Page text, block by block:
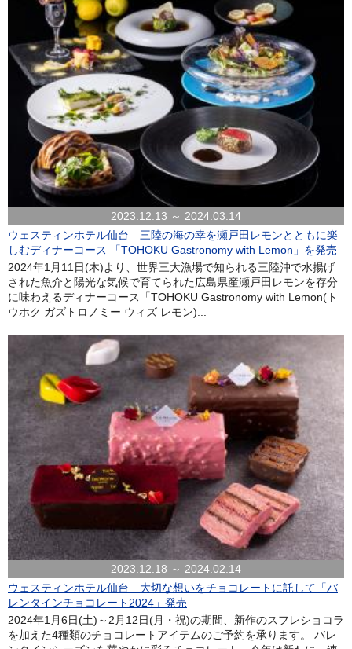
2023.12.13 ～ 2024.03.14
ウェスティンホテル仙台 三陸の海の幸を瀬戸田レモンとともに楽
しむディナーコース 「TOHOKU Gastronomy with Lemon」を発売
2024年1月11日(木)より、世界三大漁場で知られる三陸沖で水揚げ
された魚介と陽光な気候で育てられた広島県産瀬戸田レモンを存分
に味わえるディナーコース「TOHOKU Gastronomy with Lemon(ト
ウホク ガズトロノミー ウィズ レモン)...
2023.12.18 ～ 2024.02.14
ウェスティンホテル仙台 大切な想いをチョコレートに託して「バ
レンタインチョコレート2024」発売
2024年1月6日(土)～2月12日(月・祝)の期間、新作のスフレショコラ
を加えた4種類のチョコレートアイテムのご予約を承ります。 バレ